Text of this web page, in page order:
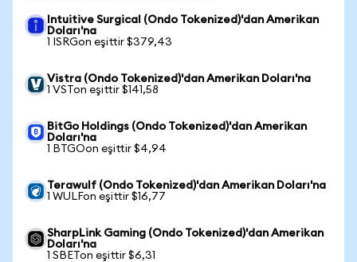
Intuitive Surgical (Ondo Tokenized)'dan Amerikan
Doları'na
1 ISRGon eşittir $379,43
Vistra (Ondo Tokenized)'dan Amerikan Doları'na
1 VSTon eşittir $141,58
BitGo Holdings (Ondo Tokenized)'dan Amerikan
Doları'na
1 BTGOon eşittir $4,94
Terawulf (Ondo Tokenized)'dan Amerikan Doları'na
1 WULFon eşittir $16,77
SharpLink Gaming (Ondo Tokenized)'dan Amerikan
Doları'na
1 SBETon eşittir $6,31